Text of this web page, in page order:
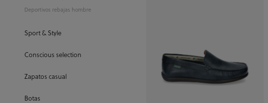
Deportivos rebajas hombre
Sport & Style
Conscious selection
Zapatos casual
Botas